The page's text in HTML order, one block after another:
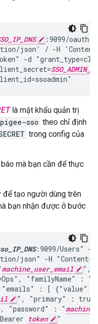
:9099/oauth/
json' / -H
-d
là mật khẩu quản trị
sso theo chỉ định
trong config của
mà bạn cần để thực
để tạo người dùng trên
bạn nhận được ở bước
:9099/Users" -i
json" -H "Content-
machine_user_email
",
"familyName" : "
: [ {"value" :
", "primary" :
"password" : "
token "